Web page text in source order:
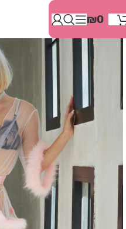
זֶה
"המרכז
הישראלי
לְהַנְגָּשָׁת
אָתָרִים".
הַמְּסַיַּעַת
לִנְגִישׁוּת
תַּפְרִיט
הֵנְּגִישׁוּת
לְחַץ
ALT+0
₪0